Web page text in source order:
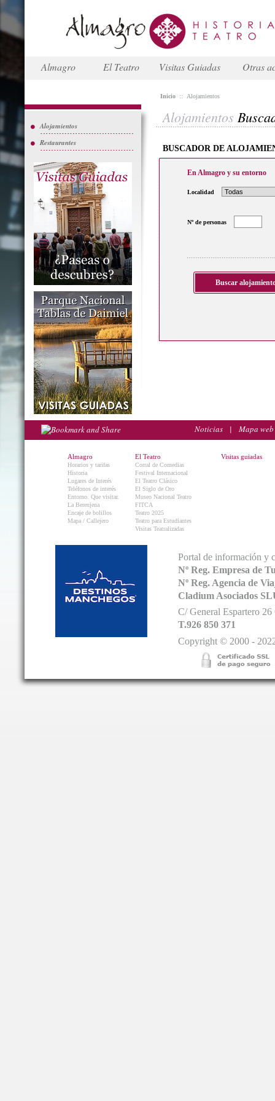
Almagro El Teatro Visitas Guiadas Otras
Alojamientos
Restaurantes
Inicio :: Alojamientos
Alojamientos
BUSCADOR DE
En Almagro y su entorno
Localidad
Nº de personas
Noticias | Mapa web
Almagro
Horarios y tarifas
Historia
Lugares de Interés
Teléfonos de interés
Entorno. Que visitar.
La Berenjena
Encaje de bolillos
Mapa / Callejero
El Teatro
Corral de Comedias
Festival Internacional
El Teatro Clásico
El Siglo de Oro
Museo Nacional Teatro
FITCA
Teatro 2025
Teatro para Estudiantes
Visitas Teatralizadas
Visitas guiadas
Portal de información y
Nº Reg. Empresa de
Nº Reg. Agencia de
Cladium Asociados
C/ General Espartero
T.926 850 371
Copyright © 2000 -